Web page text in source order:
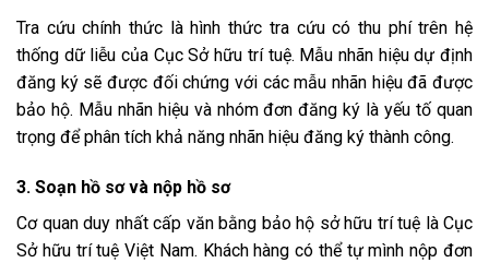
Tra cứu chính thức là hình thức tra cứu có thu phí trên hệ
thống dữ liễu của Cục Sở hữu trí tuệ. Mẫu nhãn hiệu dự định
đăng ký sẽ được đối chứng với các mẫu nhãn hiệu đã được
bảo hộ. Mẫu nhãn hiệu và nhóm đơn đăng ký là yếu tố quan
trọng để phân tích khả năng nhãn hiệu đăng ký thành công.
3. Soạn hồ sơ và nộp hồ sơ
Cơ quan duy nhất cấp văn bằng bảo hộ sở hữu trí tuệ là Cục
Sở hữu trí tuệ Việt Nam. Khách hàng có thể tự mình nộp đơn